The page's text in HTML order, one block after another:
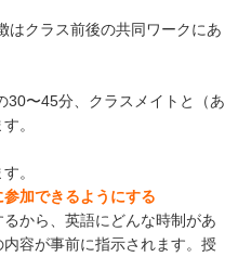
はクラス前後の共同ワークにあ
30〜45分、クラスメイトと（あ
。
。
加できるようにする
るから、英語にどんな時制があ
容が事前に指示されます。授